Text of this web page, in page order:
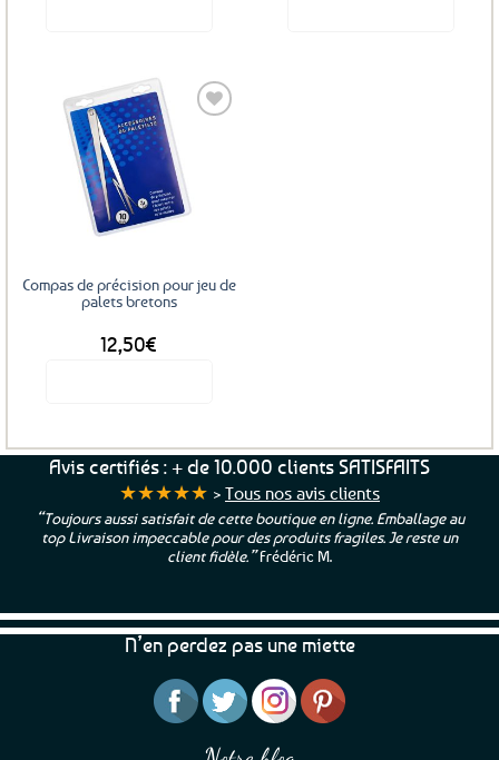
favoris
Compas de précision pour jeu de
palets bretons
12,50€
Avis certifiés : + de 10.000 clients SATISFAITS
★★★★★ > Tous nos avis clients
“Toujours aussi satisfait de cette boutique en ligne. Emballage au
top Livraison impeccable pour des produits fragiles. Je reste un
client fidèle.”Frédéric M.
N’en perdez pas une miette